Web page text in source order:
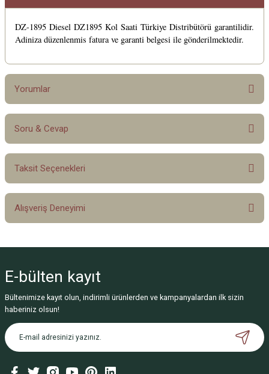
DZ-1895 Diesel DZ1895 Kol Saati Türkiye Distribütörü garantilidir.
Adiniza düzenlenmis fatura ve garanti belgesi ile gönderilmektedir.
Yorumlar
Bu ürüne ilk yorumu siz yapın!
Soru & Cevap
Ürün hakkında henüz soru sorulmamış.
Taksit Seçenekleri
Alışveriş Deneyimi
Deneyimini Paylaş
E-bülten kayıt
Bültenimize kayıt olun, indirimli ürünlerden ve kampanyalardan ilk sizin
haberiniz olsun!